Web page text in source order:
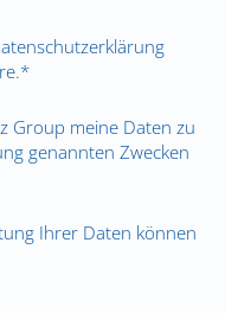
Group meine Daten zu
genannten Zwecken
Ihrer Daten können